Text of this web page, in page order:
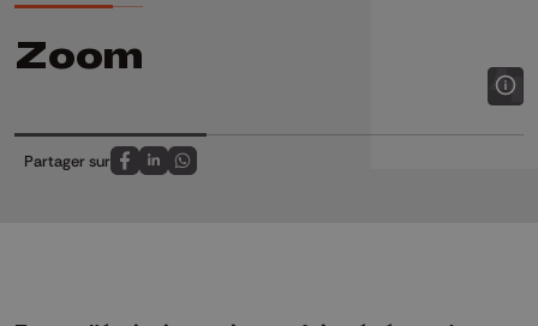
Zoom
Partager sur
Partagez sur FaceBook
Partagez sur LinkedIn
Partagez sur Whatsapp